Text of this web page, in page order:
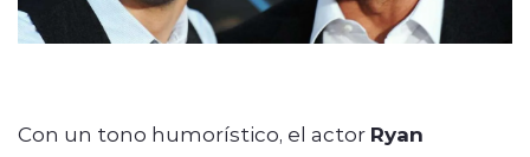
Con un tono humorístico, el actor Ryan